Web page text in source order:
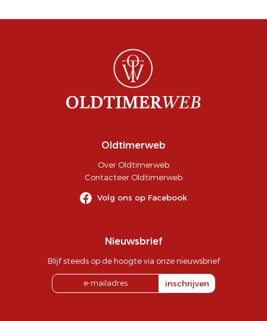
Oldtimerweb
Over Oldtimerweb
Contacteer Oldtimerweb
Volg ons op Facebook
Nieuwsbrief
Blijf steeds op de hoogte via onze nieuwsbrief
inschrijven